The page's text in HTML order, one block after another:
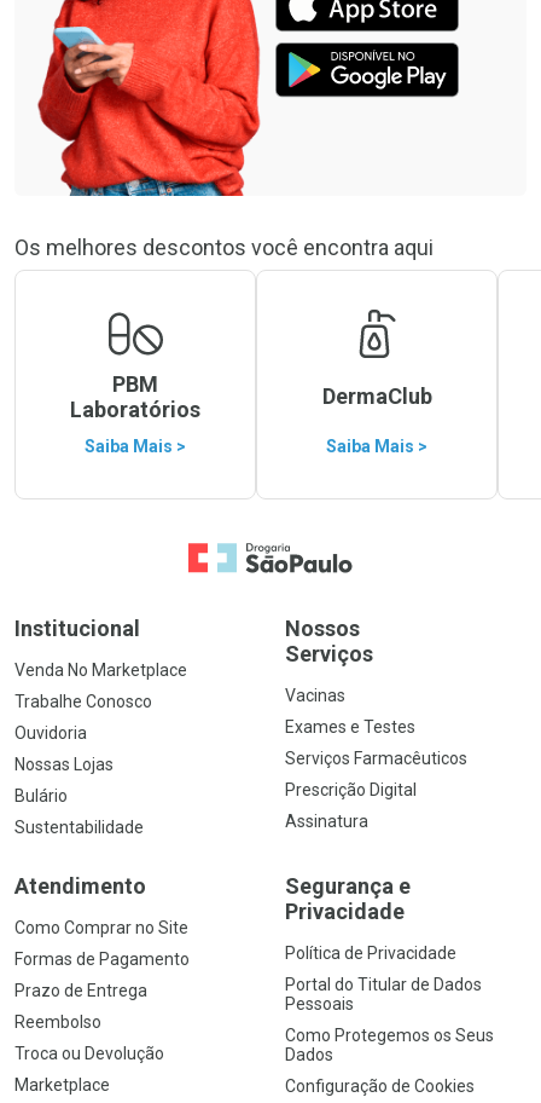
Os melhores descontos você encontra aqui
PBM
Laboratórios
Saiba Mais >
DermaClub
Saiba Mais >
Ir para a Home
Institucional
Venda No Marketplace
Trabalhe Conosco
Ouvidoria
Nossas Lojas
Bulário
Sustentabilidade
Nossos
Serviços
Vacinas
Exames e Testes
Serviços Farmacêuticos
Prescrição Digital
Assinatura
Atendimento
Como Comprar no Site
Formas de Pagamento
Prazo de Entrega
Reembolso
Troca ou Devolução
Marketplace
Segurança e
Privacidade
Política de Privacidade
Portal do Titular de Dados
Pessoais
Como Protegemos os Seus
Dados
Configuração de Cookies